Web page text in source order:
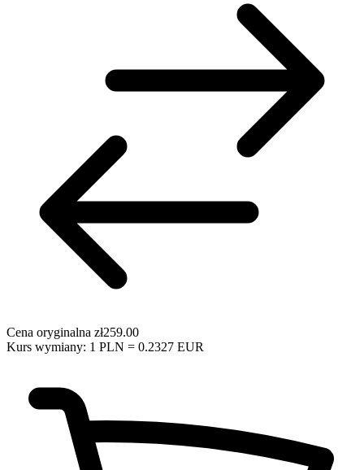
Cena oryginalna zł259.00
Kurs wymiany: 1 PLN = 0.2327 EUR